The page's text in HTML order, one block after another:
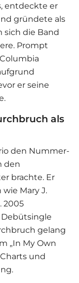
entdeckte er
gründete als
sich die Band
Prompt
er seine
als
den Nummer-
den
brachte. Er
Mary J.
2005
gelang
„In My Own
und